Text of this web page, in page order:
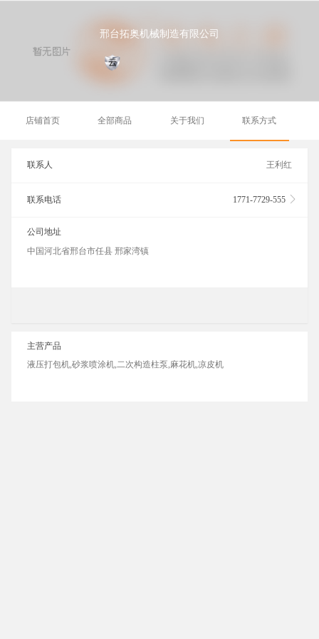
邢台拓奥机械制造有限公司
店铺首页 全部商品 关于我们 联系方式
联系人 王利红
联系电话 1771-7729-555
公司地址
中国河北省邢台市任县 邢家湾镇
主营产品
液压打包机,砂浆喷涂机,二次构造柱泵,麻花机,凉皮机